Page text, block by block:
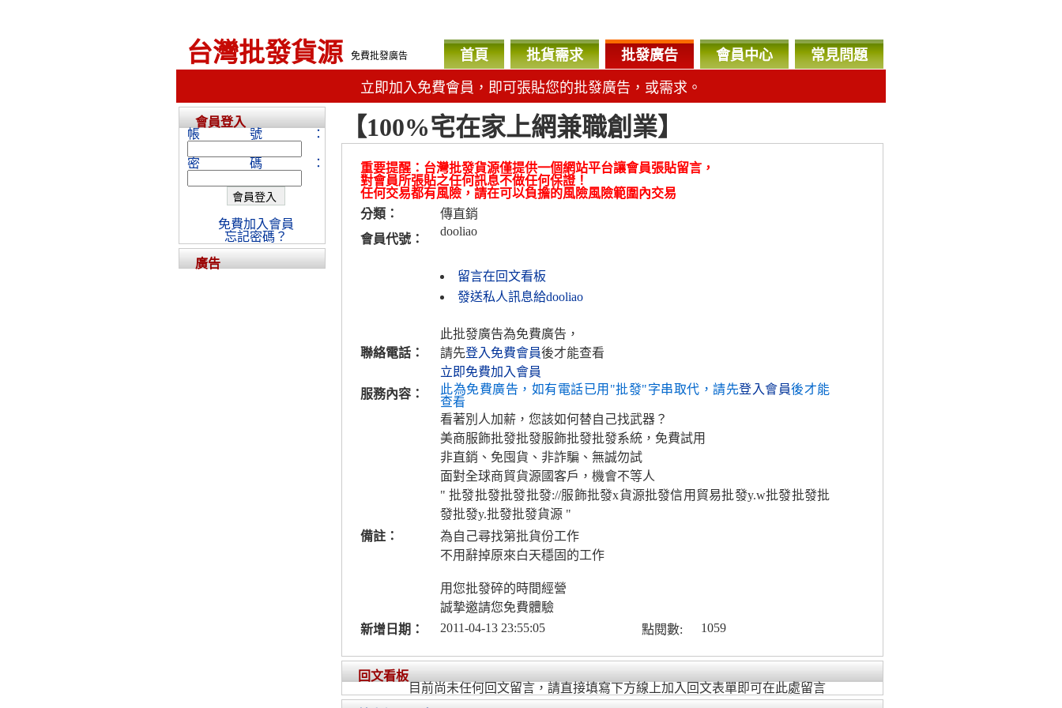
台灣批發貨源 免費批發廣告 首頁 批貨需求 批發廣告 會員中心 常見問題
立即加入免費會員，即可張貼您的批發廣告，或需求。
【100%宅在家上網兼職創業】
重要提醒：台灣批發貨源僅提供一個網站平台讓會員張貼留言，
對會員所張貼之任何訊息不做任何保證！
任何交易都有風險，請在可以負擔的風險風險範圍內交易
分類：
傳直銷
會員代號：
dooliao
留言在回文看板
發送私人訊息給dooliao
聯絡電話：
此批發廣告為免費廣告，
請先登入免費會員後才能查看
立即免費加入會員
服務內容：
此為免費廣告，如有電話已用"批發"字串取代，請先登入會員後才能
查看
看著別人加薪，您該如何替自己找武器？
美商服飾批發批發服飾批發批發系統，免費試用
非直銷、免囤貨、非詐騙、無誠勿試
面對全球商貿貨源國客戶，機會不等人
" 批發批發批發批發://服飾批發x貨源批發信用貿易批發y.w批發批發批
發批發y.批發批發貨源 "
備註：
為自己尋找第批貨份工作
不用辭掉原來白天穩固的工作
用您批發碎的時間經營
誠摯邀請您免費體驗
新增日期：
2011-04-13 23:55:05 點閱數: 1059
回文看板
目前尚未任何回文留言，請直接填寫下方線上加入回文表單即可在此處留言
會員登入
帳號：
密碼：
免費加入會員
忘記密碼？
廣告